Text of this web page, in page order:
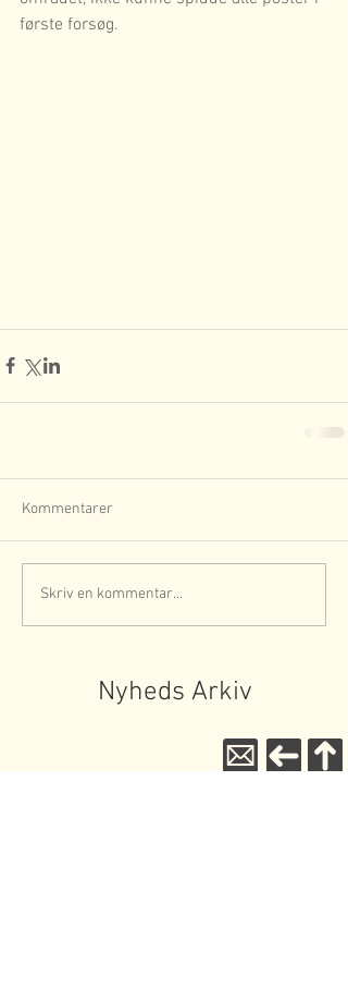
første forsøg.
Kommentarer
Skriv en kommentar...
Nyheds Arkiv